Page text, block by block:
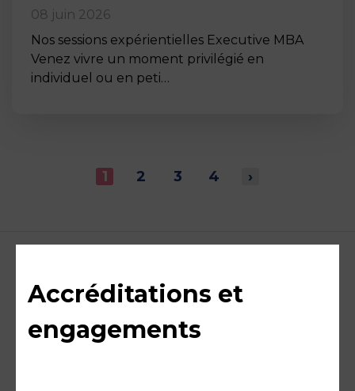
08 juin 2026
Nos sessions expérientielles Executive MBA
Venez vivre un moment privilégié en
individuel ou en peti…
1 2 3 4 ›
Accréditations et
engagements